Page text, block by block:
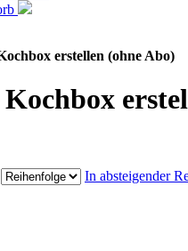
erstellen (ohne Abo)
Kochbox
In absteigender